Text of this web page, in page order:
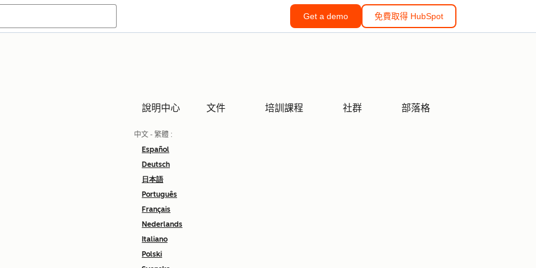
Get a demo 免費取得 HubSpot
說明中心 文件 培訓課程 社群 部落格
中文 - 繁體 :
Español
Deutsch
日本語
Português
Français
Nederlands
Italiano
Polski